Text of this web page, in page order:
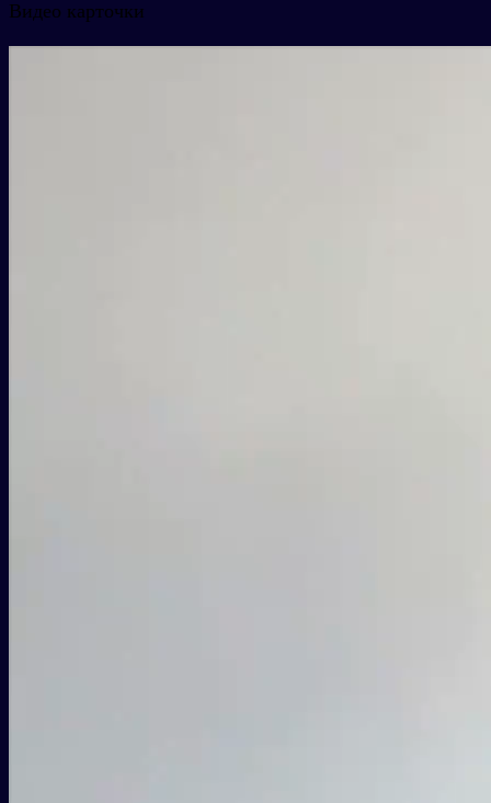
Видео карточки